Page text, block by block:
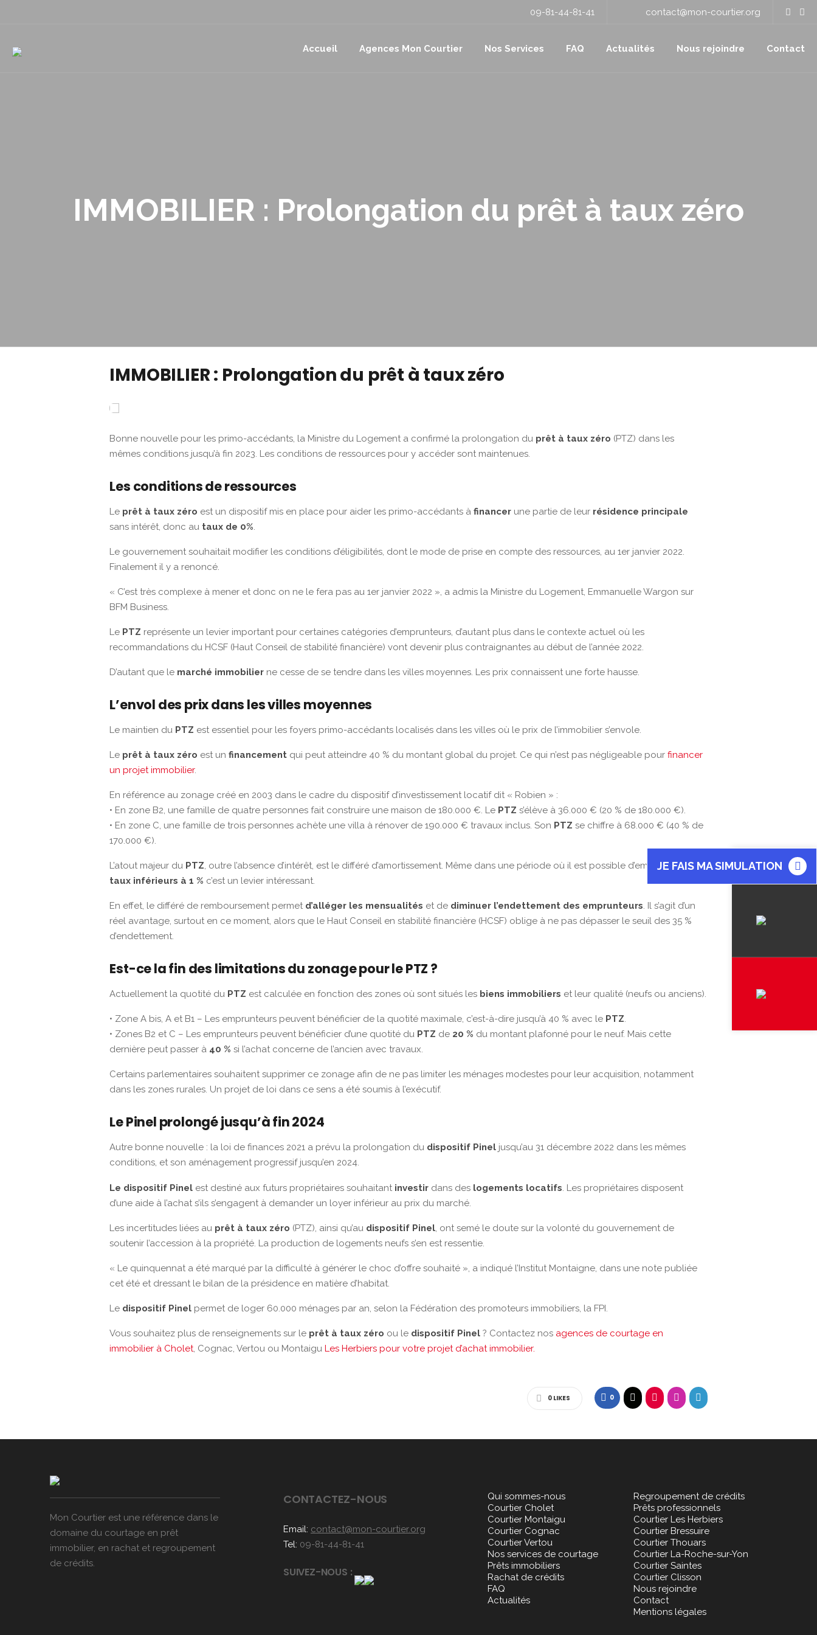
09-81-44-81-41 contact@mon-courtier.org
Accueil Agences Mon Courtier Nos Services FAQ Actualités Nous rejoindre Contact
IMMOBILIER : Prolongation du prêt à taux zéro
IMMOBILIER : Prolongation du prêt à taux zéro
Bonne nouvelle pour les primo-accédants, la Ministre du Logement a confirmé la prolongation du prêt à taux zéro (PTZ) dans les
mêmes conditions jusqu’à fin 2023. Les conditions de ressources pour y accéder sont maintenues.
Les conditions de ressources
Le prêt à taux zéro est un dispositif mis en place pour aider les primo-accédants àfinancer une partie de leur résidence principale
sans intérêt, donc au taux de 0%.
Le gouvernement souhaitait modifier les conditions d’éligibilités, dont le mode de prise en compte des ressources, au 1er janvier 2022.
Finalement il y a renoncé.
« C’est très complexe à mener et donc on ne le fera pas au 1er janvier 2022 », a admis la Ministre du Logement, Emmanuelle Wargon sur
BFM Business.
Le PTZ représente un levier important pour certaines catégories d’emprunteurs, d’autant plus dans le contexte actuel où les
recommandations du HCSF (Haut Conseil de stabilité financière) vont devenir plus contraignantes au début de l’année 2022.
D’autant que le marché immobilier ne cesse de se tendre dans les villes moyennes. Les prix connaissent une forte hausse.
L’envol des prix dans les villes moyennes
Le maintien du PTZ est essentiel pour les foyers primo-accédants localisés dans les villes où le prix de l’immobilier s’envole.
Le prêt à taux zéro est unfinancement qui peut atteindre 40 % du montant global du projet. Ce qui n’est pas négligeable pourfinancer
un projet immobilier.
En référence au zonage créé en 2003 dans le cadre du dispositif d’investissement locatif dit « Robien » :
• En zone B2, une famille de quatre personnes fait construire une maison de 180.000 €. Le PTZ s’élève à 36.000 € (20 % de 180.000 €).
• En zone C, une famille de trois personnes achète une villa à rénover de 190.000 € travaux inclus. Son PTZ se chiffre à 68.000 € (40 % de
170.000 €).
L’atout majeur du PTZ, outre l’absence d’intérêt, est le différé d’amortissement. Même dans une période où il est possible d’emprunter à des
taux inférieurs à 1 % c’est un levier intéressant.
En effet, le différé de remboursement permet d’alléger les mensualités et de diminuer l’endettement des emprunteurs. Il s’agit d’un
réel avantage, surtout en ce moment, alors que le Haut Conseil en stabilité financière (HCSF) oblige à ne pas dépasser le seuil des 35 %
d’endettement.
Est-ce la fin des limitations du zonage pour le PTZ ?
Actuellement la quotité du PTZ est calculée en fonction des zones où sont situés les biens immobiliers et leur qualité (neufs ou anciens).
• Zone A bis, A et B1 – Les emprunteurs peuvent bénéficier de la quotité maximale, c’est-à-dire jusqu’à 40 % avec le PTZ.
• Zones B2 et C – Les emprunteurs peuvent bénéficier d’une quotité du PTZ de 20 % du montant plafonné pour le neuf. Mais cette
dernière peut passer à 40 % si l’achat concerne de l’ancien avec travaux.
Certains parlementaires souhaitent supprimer ce zonage afin de ne pas limiter les ménages modestes pour leur acquisition, notamment
dans les zones rurales. Un projet de loi dans ce sens a été soumis à l’exécutif.
Le Pinel prolongé jusqu’à fin 2024
Autre bonne nouvelle : la loi de finances 2021 a prévu la prolongation du dispositif Pinel jusqu’au 31 décembre 2022 dans les mêmes
conditions, et son aménagement progressif jusqu’en 2024.
Le dispositif Pinel est destiné aux futurs propriétaires souhaitant investir dans des logements locatifs . Les propriétaires disposent
d’une aide à l’achat s’ils s’engagent à demander un loyer inférieur au prix du marché.
Les incertitudes liées au prêt à taux zéro (PTZ), ainsi qu’au dispositif Pinel , ont semé le doute sur la volonté du gouvernement de
soutenir l’accession à la propriété. La production de logements neufs s’en est ressentie.
« Le quinquennat a été marqué par la difficulté à générer le choc d’offre souhaité », a indiqué l’Institut Montaigne, dans une note publiée
cet été et dressant le bilan de la présidence en matière d’habitat.
Le dispositif Pinel permet de loger 60.000 ménages par an, selon la Fédération des promoteurs immobiliers, la FPI.
Vous souhaitez plus de renseignements sur le prêt à taux zéro ou le dispositif Pinel ? Contactez nos agences de courtage en
immobilier à Cholet, Cognac, Vertou ou MontaiguLes Herbiers pour votre projet d’achat immobilier.
0
0 LIKES
Mon Courtier est une référence dans le
domaine du courtage en prêt
immobilier, en rachat et regroupement
de crédits.
CONTACTEZ-NOUS
Email: contact@mon-courtier.org
Tel: 09-81-44-81-41
SUIVEZ-NOUS :
Qui sommes-nous
Courtier Cholet
Courtier Montaigu
Courtier Cognac
Courtier Vertou
Nos services de courtage
Prêts immobiliers
Rachat de crédits
FAQ
Actualités
Regroupement de crédits
Prêts professionnels
Courtier Les Herbiers
Courtier Bressuire
Courtier Thouars
Courtier La-Roche-sur-Yon
Courtier Saintes
Courtier Clisson
Nous rejoindre
Contact
Mentions légales
JE FAIS MA SIMULATION